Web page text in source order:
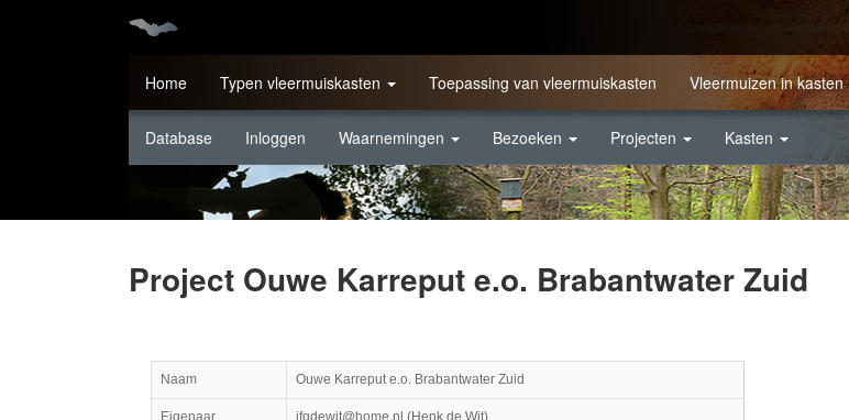
Home Typen vleermuiskasten Toepassing van vleermuiskasten Vleermuizen in kasten
Database Inloggen Waarnemingen Bezoeken Projecten Kasten
Project Ouwe Karreput e.o. Brabantwater Zuid
Naam Ouwe Karreput e.o. Brabantwater Zuid
Eigenaar jfgdewit@home.nl (Henk de Wit)